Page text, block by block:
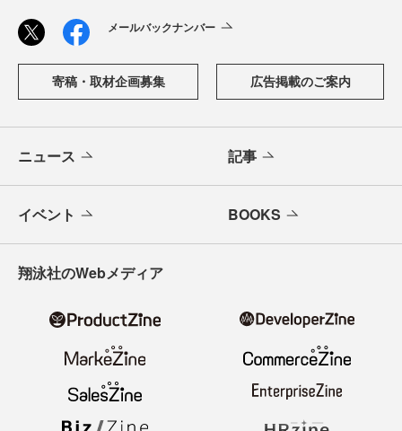
メールバックナンバー
寄稿・取材企画募集 広告掲載のご案内
ニュース 記事
イベント BOOKS
翔泳社のWebメディア